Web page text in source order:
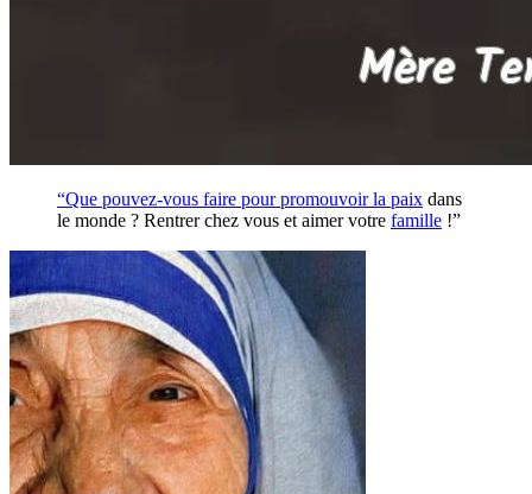
“Que pouvez-vous faire pour promouvoir la paix dans
le monde ? Rentrer chez vous et aimer votre famille !”